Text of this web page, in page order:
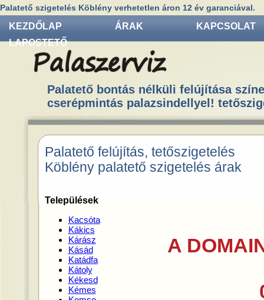
Palatető szigetelés Köblény verhetetlen áron 12 év garanciával.
KEZDŐLAP ÁRAK
KAPCSOLAT
LAPOSTETŐ
Palatető bontás nélküli felújítása
cserépmintás palazsindellyel!
Palatető felújítás, tetőszigetelés
Köblény palatető szigetelés árak
Települések
Kacsóta
Kákics
Kárász
Kásád
Katádfa
Kátoly
Kékesd
Kémes
A